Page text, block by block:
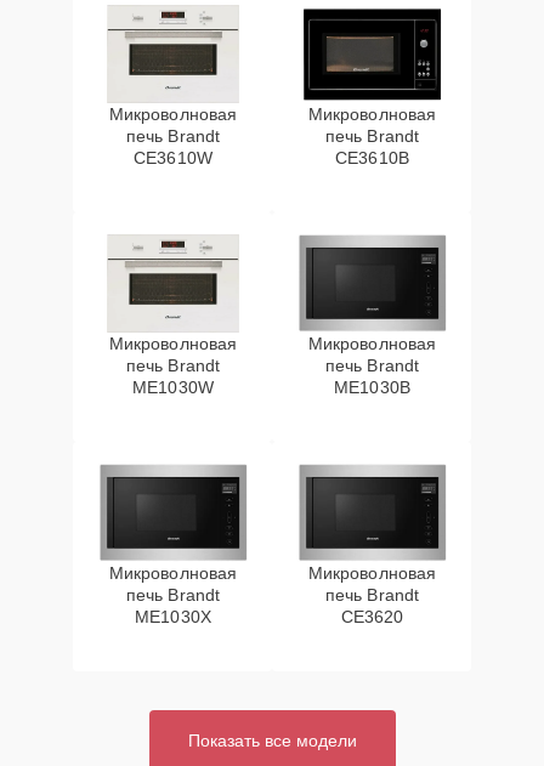
Микроволновая
печь Brandt
CE3610W
Микроволновая
печь Brandt
CE3610B
Микроволновая
печь Brandt
ME1030W
Микроволновая
печь Brandt
ME1030B
Микроволновая
печь Brandt
ME1030X
Микроволновая
печь Brandt
CE3620
Показать все модели